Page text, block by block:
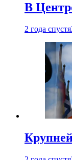
В
2 года спустя